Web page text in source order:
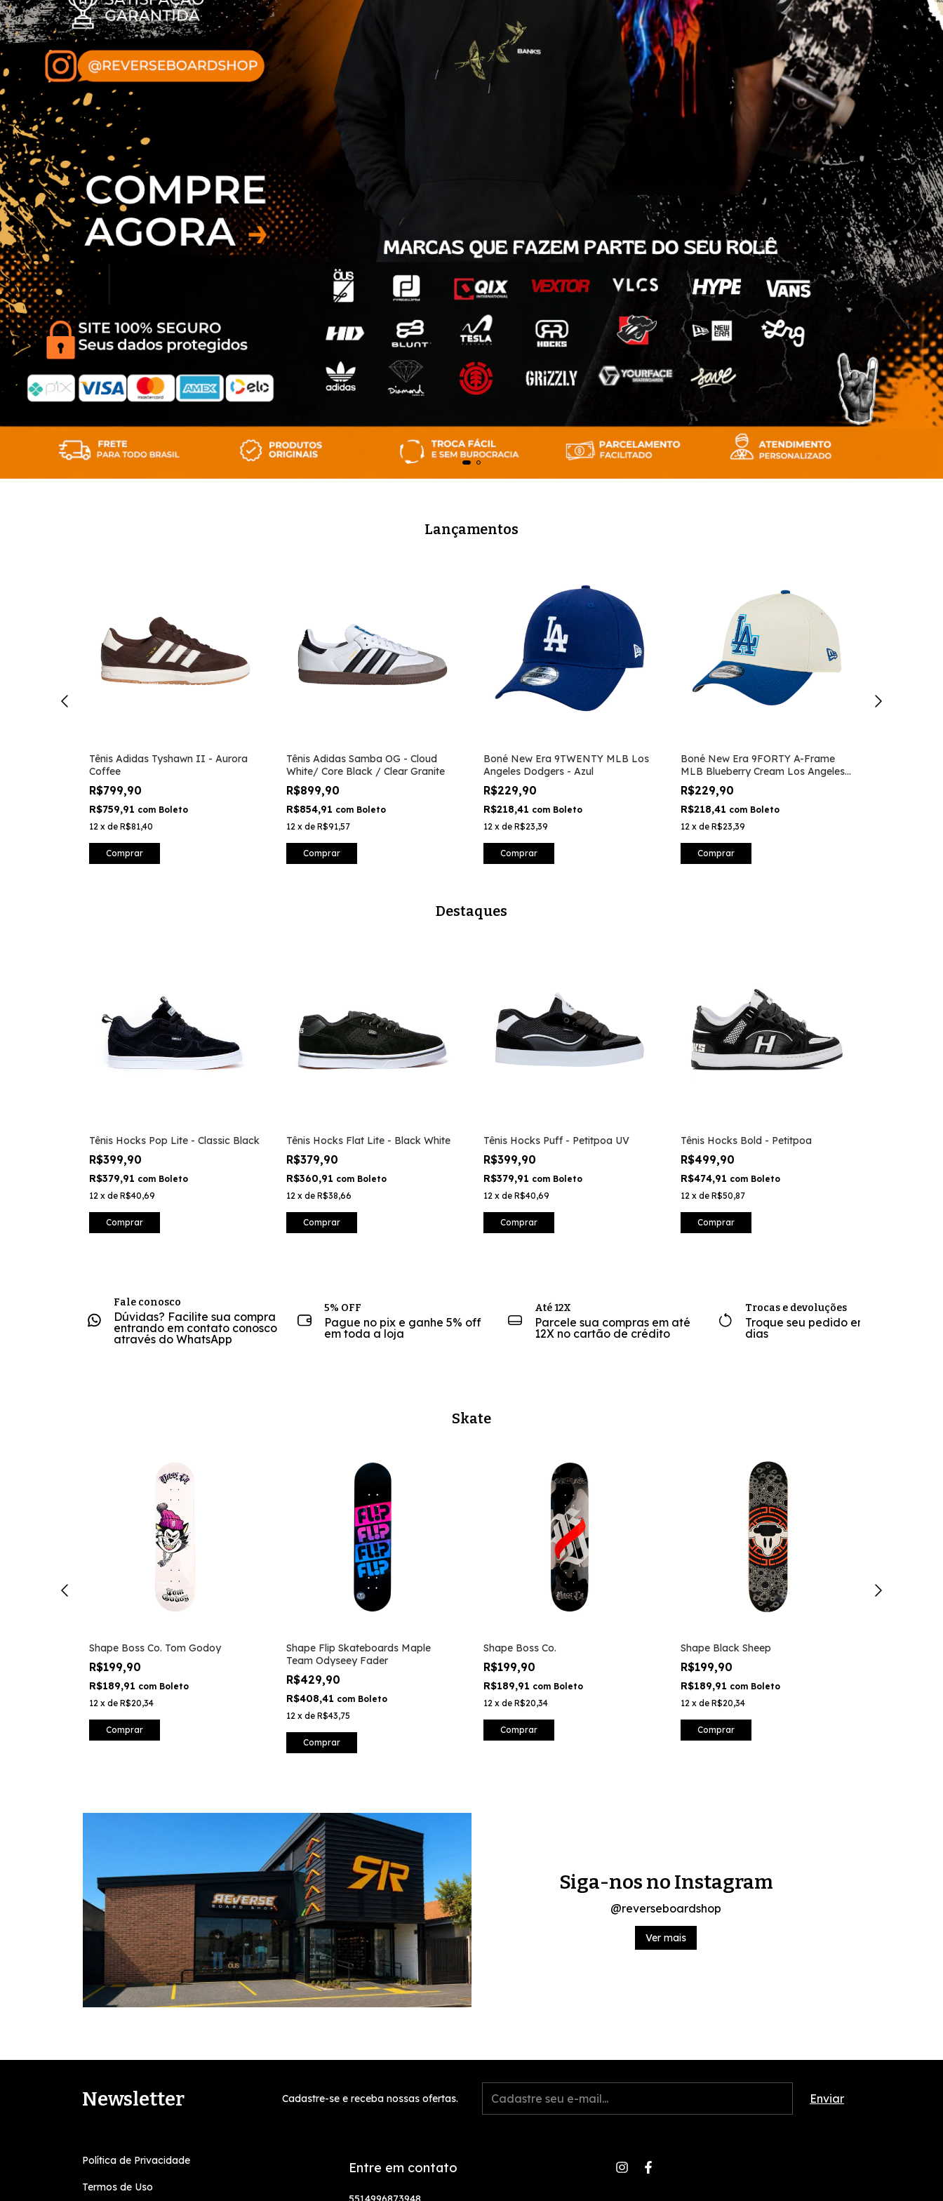
Lançamentos
Tênis Adidas Tyshawn II - Aurora
Coffee
R$799,90
R$759,91 com Boleto
12 x de R$81,40
Comprar
Tênis Adidas Samba OG - Cloud
White/ Core Black / Clear Granite
R$899,90
R$854,91 com Boleto
12 x de R$91,57
Comprar
Boné New Era 9TWENTY MLB Los
Angeles Dodgers - Azul
R$229,90
R$218,41 com Boleto
12 x de R$23,39
Comprar
Boné New Era 9FORTY A-Frame
MLB Blueberry Cream Los Angeles
Dodgers
R$229,90
R$218,41 com Boleto
12 x de R$23,39
Comprar
Destaques
Tênis Hocks Pop Lite - Classic Black
R$399,90
R$379,91 com Boleto
12 x de R$40,69
Comprar
Tênis Hocks Flat Lite - Black White
R$379,90
R$360,91 com Boleto
12 x de R$38,66
Comprar
Tênis Hocks Puff - Petitpoa UV
R$399,90
R$379,91 com Boleto
12 x de R$40,69
Comprar
Tênis Hocks Bold - Petitpoa
R$499,90
R$474,91 com Boleto
12 x de R$50,87
Comprar
Fale conosco
Dúvidas? Facilite sua compra
entrando em contato conosco
através do WhatsApp
5% OFF
Pague no pix e ganhe 5% off
em toda a loja
Até 12X
Parcele sua compras em até
12X no cartão de crédito
Trocas e devoluções
Troque seu pedido em até 7
dias
Skate
Shape Boss Co. Tom Godoy
R$199,90
R$189,91 com Boleto
12 x de R$20,34
Comprar
Shape Flip Skateboards Maple
Team Odyseey Fader
R$429,90
R$408,41 com Boleto
12 x de R$43,75
Comprar
Shape Boss Co.
R$199,90
R$189,91 com Boleto
12 x de R$20,34
Comprar
Shape Black Sheep
R$199,90
R$189,91 com Boleto
12 x de R$20,34
Comprar
Siga-nos no Instagram
@reverseboardshop
Ver mais
Newsletter Cadastre-se e receba nossas ofertas.
Política de Privacidade
Termos de Uso
Entre em contato